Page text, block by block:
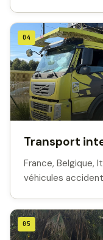
04
Transport
France, Belgique,
véhicules
05